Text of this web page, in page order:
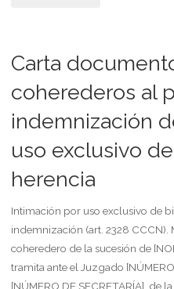
desocupación
locativa
inmobiliaria
sin
daños
y
contractual
Carta
coherederos al
indemnización
uso exclusivo
herencia
Intimación por uso exclusivo de
indemnización (art. 2328 CCCN).
coheredero de la sucesión de
tramita ante el Juzgado
[NÚMERO DE SECRETARÍA], de